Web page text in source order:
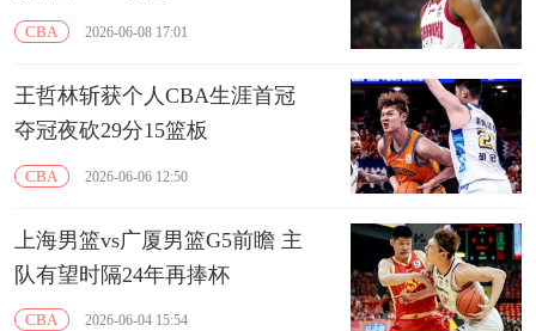
CBA 2026-06-08 17:01
王哲林斩获个人CBA生涯首冠
夺冠夜砍29分15篮板
CBA 2026-06-06 12:50
上海男篮vs广厦男篮G5前瞻 主
队有望时隔24年再捧杯
CBA 2026-06-04 15:54